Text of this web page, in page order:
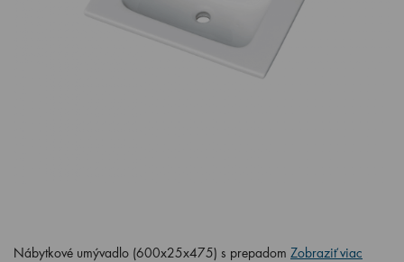
Nábytkové umývadlo (600x25x475) s prepadom Zobraziť viac